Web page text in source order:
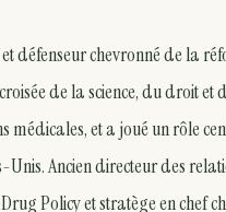
défenseur chevronné de la
de la science, du droit
médicales, et a joué un rôle
Ancien directeur des
Policy et stratège en